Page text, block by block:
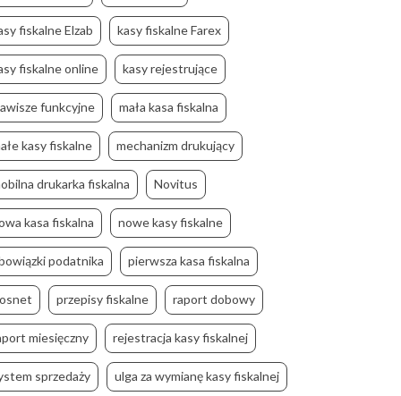
fiskalne Elzab kasy fiskalne Farex
fiskalne online kasy rejestrujące
funkcyjne mała kasa fiskalna
kasy fiskalne mechanizm drukujący
drukarka fiskalna Novitus
kasa fiskalna nowe kasy fiskalne
podatnika pierwsza kasa fiskalna
przepisy fiskalne raport dobowy
miesięczny rejestracja kasy fiskalnej
sprzedaży ulga za wymianę kasy fiskalnej